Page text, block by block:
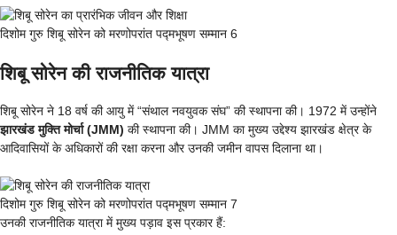
दिशोम गुरु शिबू सोरेन को मरणोपरांत पद्मभूषण सम्मान 6
शिबू सोरेन की राजनीतिक यात्रा
शिबू सोरेन ने 18 वर्ष की आयु में “संथाल नवयुवक संघ” की स्थापना की। 1972 में उन्होंने
झारखंड मुक्ति मोर्चा (JMM) की स्थापना की। JMM का मुख्य उद्देश्य झारखंड क्षेत्र के
आदिवासियों के अधिकारों की रक्षा करना और उनकी जमीन वापस दिलाना था।
दिशोम गुरु शिबू सोरेन को मरणोपरांत पद्मभूषण सम्मान 7
उनकी राजनीतिक यात्रा में मुख्य पड़ाव इस प्रकार हैं: